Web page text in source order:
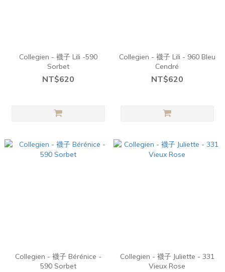
Collegien - 襪子 Lili -590
Sorbet
NT$620
Collegien - 襪子 Lili - 960 Bleu
Cendré
NT$620
Collegien - 襪子 Bérénice -
590 Sorbet
Collegien - 襪子 Juliette - 331
Vieux Rose